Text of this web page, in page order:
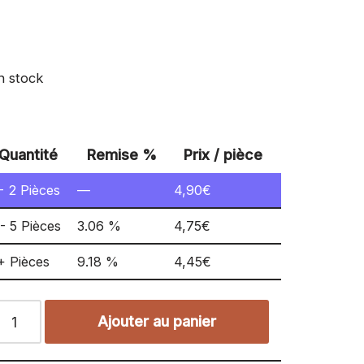
stock
Quantité Remise % Prix / pièce
2 Pièces — 4,90€
5 Pièces 3.06 % 4,75€
Pièces 9.18 % 4,45€
Ajouter au panier